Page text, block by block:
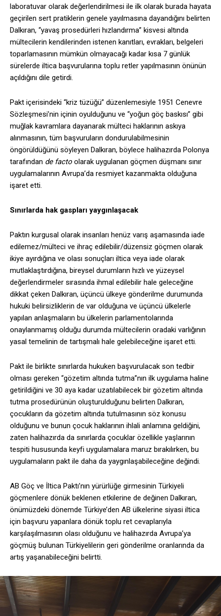
laboratuvar olarak değerlendirilmesi ile ilk olarak burada hayata
geçirilen sert pratiklerin genele yayılmasına dayandığını belirten
Dalkıran, “yavaş prosedürleri hızlandırma” kisvesi altında
mültecilerin kendilerinden istenen kanıtları, evrakları, belgeleri
toparlamasının mümkün olmayacağı kadar kısa 7 günlük
sürelerde iltica başvurularına toplu retler yapılmasının önünün
açıldığını dile getirdi.
Pakt içerisindeki “kriz tüzüğü” düzenlemesiyle 1951 Cenevre
Sözleşmesi’nin içinin oyulduğunu ve “yoğun göç baskısı” gibi
muğlak kavramlara dayanarak mülteci haklarının askıya
alınmasının, tüm başvuruların dondurulabilmesinin
öngörüldüğünü söyleyen Dalkıran, böylece halihazırda Polonya
tarafından de facto olarak uygulanan göçmen düşmanı sınır
uygulamalarının Avrupa’da resmiyet kazanmakta olduğuna
işaret etti.
Sınırlarda hak gaspları yaygınlaşacak
Paktın kurgusal olarak insanları henüz varış aşamasında iade
edilemez/mülteci ve ihraç edilebilir/düzensiz göçmen olarak
ikiye ayırdığına ve olası sonuçları iltica veya iade olarak
mutlaklaştırdığına, bireysel durumların hızlı ve yüzeysel
değerlendirmeler sırasında ihmal edilebilir hale geleceğine
dikkat çeken Dalkıran, üçüncü ülkeye gönderilme durumunda
hukuki belirsizliklerin de var olduğuna ve üçüncü ülkelerle
yapılan anlaşmaların bu ülkelerin parlamentolarında
onaylanmamış olduğu durumda mültecilerin oradaki varlığının
yasal temelinin de tartışmalı hale gelebileceğine işaret etti.
Pakt ile birlikte sınırlarda hukuken başvurulacak son tedbir
olması gereken “gözetim altında tutma”nın ilk uygulama haline
getirildiğini ve 30 aya kadar uzatılabilecek bir gözetim altında
tutma prosedürünün oluşturulduğunu belirten Dalkıran,
çocukların da gözetim altında tutulmasının söz konusu
olduğunu ve bunun çocuk haklarının ihlali anlamına geldiğini,
zaten halihazırda da sınırlarda çocuklar özellikle yaşlarının
tespiti hususunda keyfi uygulamalara maruz bırakılırken, bu
uygulamaların pakt ile daha da yaygınlaşabileceğine değindi.
AB Göç ve İltica Paktı’nın yürürlüğe girmesinin Türkiyeli
göçmenlere dönük beklenen etkilerine de değinen Dalkıran,
önümüzdeki dönemde Türkiye’den AB ülkelerine siyasi iltica
için başvuru yapanlara dönük toplu ret cevaplarıyla
karşılaşılmasının olası olduğunu ve halihazırda Avrupa’ya
göçmüş bulunan Türkiyelilerin geri gönderilme oranlarında da
artış yaşanabileceğini belirtti.